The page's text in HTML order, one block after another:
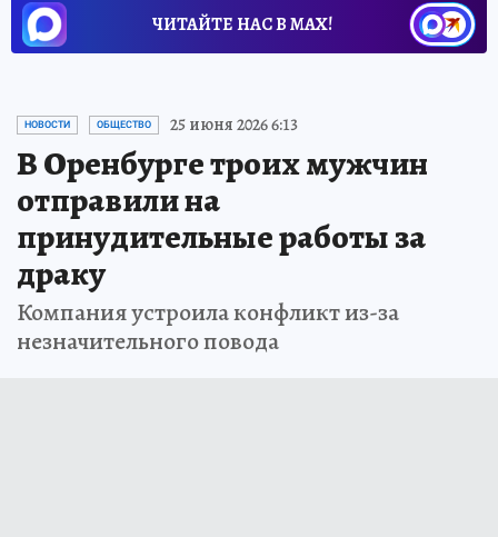
ЧИТАЙТЕ НАС В МАХ!
НОВОСТИ ОБЩЕСТВО 25 июня 2026 6:13
В Оренбурге троих мужчин
отправили на
принудительные работы за
драку
Компания устроила конфликт из-за
незначительного повода